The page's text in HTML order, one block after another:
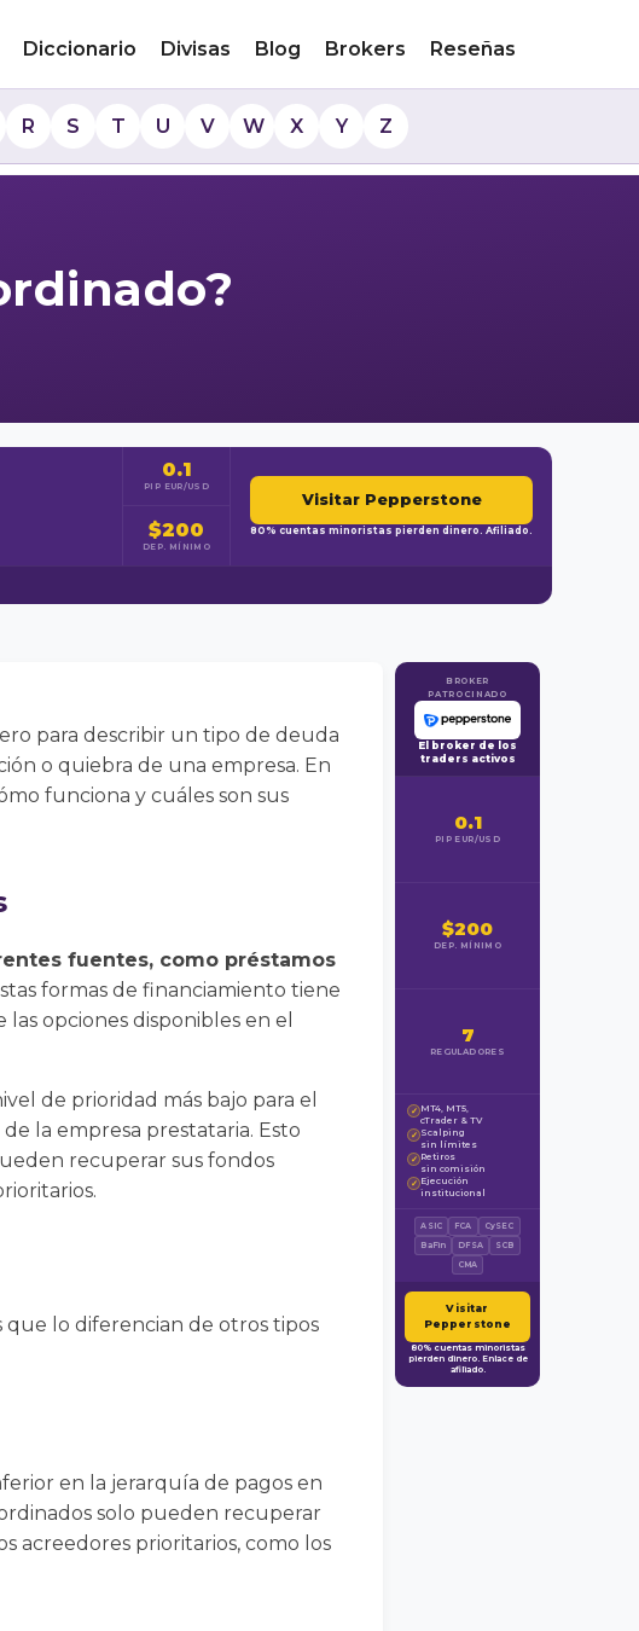
Diccionario Divisas Blog Brokers Reseñas
R S T U V W X Y Z
0.1
PIP EUR/USD
$200
DEP. MÍNIMO
Visitar Pepperstone
80% cuentas minoristas pierden dinero. Afiliado.
para describir un tipo de deuda
o quiebra de una empresa. En
funciona y cuáles son sus
fuentes, como préstamos
formas de financiamiento tiene
opciones disponibles en el
de prioridad más bajo para el
la empresa prestataria. Esto
recuperar sus fondos
que lo diferencian de otros tipos
en la jerarquía de pagos en
solo pueden recuperar
acreedores prioritarios, como los
BROKER
PATROCINADO
El broker de los
traders activos
0.1
PIP EUR/USD
$200
DEP. MÍNIMO
7
REGULADORES
✓ MT4, MT5,
cTrader & TV
✓ Scalping
sin límites
✓ Retiros
sin comisión
✓ Ejecución
institucional
ASIC FCA
CySEC
BaFin
DFSA
SCB
CMA
Visitar
Pepperstone
80% cuentas minoristas
pierden dinero. Enlace de
afiliado.